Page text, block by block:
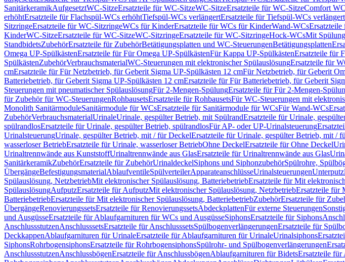
SanitärkeramikAufgesetztWC-SitzeErsatzteile für WC-SitzeWC-SitzeErsatzteile für WC-SitzeComfort
erhöhtErsatzteile für Flachspül-WCs erhöhtTiefspül-WCs verlängertErsatzteile für Tiefspül-WCs verlängert
SitzringeErsatzteile für WC-SitzringeWCs für KinderErsatzteile für WCs für KinderWand-WCs
KinderWC-SitzeErsatzteile für WC-SitzeWC-SitzringeErsatzteile für WC-SitzringeHock-WCsMit Spülung
StandbidetsZubehörErsatzteile für ZubehörBetätigungsplatten und WC-SteuerungenBetätigungsplatten
Omega UP-SpülkästenErsatzteile für Für Omega UP-SpülkästenFür Kappa UP-SpülkästenErsatzteile für
SpülkästenZubehörVerbrauchsmaterialWC-Steuerungen mit elektronischer SpülauslösungErsatzteile für
cmErsatzteile für Für Netzbetrieb, für Geberit Sigma UP-Spülkästen 12 cmFür Netzbetrieb, für Geberit
Batteriebetrieb, für Geberit Sigma UP-Spülkästen 12 cmErsatzteile für Für Batteriebetrieb, für Geberit
Steuerungen mit pneumatischer SpülauslösungFür 2-Mengen-SpülungErsatzteile für Für 2-Mengen-
für Zubehör für WC-SteuerungenRohbausetsErsatzteile für RohbausetsFür WC-Steuerungen mit
Monolith SanitärmoduleSanitärmodule für WCsErsatzteile für Sanitärmodule für WCsFür Wand-WCs
ZubehörVerbrauchsmaterialUrinaleUrinale, gespülter Betrieb, mit SpülrandErsatzteile für Urinale,
spülrandlosErsatzteile für Urinale, gespülter Betrieb, spülrandlosFür AP- oder UP-Urinalsteuerung
UrinalsteuerungUrinale, gespülter Betrieb, mit / für DeckelErsatzteile für Urinale, gespülter Betrieb, mit /
wasserloser BetriebErsatzteile für Urinale, wasserloser BetriebOhne DeckelErsatzteile für Ohne Deckel
Urinaltrennwände aus KunststoffUrinaltrennwände aus GlasErsatzteile für Urinaltrennwände aus Glas
SanitärkeramikZubehörErsatzteile für ZubehörUrinaldeckelSiphons und SiphonzubehörSpülrohre,
ÜbergängeBefestigungsmaterialAblaufventileSpülverteilerApparateanschlüsseUrinalsteuerungenUnterputz
Spülauslösung, NetzbetriebMit elektronischer Spülauslösung, BatteriebetriebErsatzteile für Mit
SpülauslösungAufputzErsatzteile für AufputzMit elektronischer Spülauslösung, NetzbetriebErsatzteile für
BatteriebetriebErsatzteile für Mit elektronischer Spülauslösung, BatteriebetriebZubehörErsatzteile für
ÜbergängeRenovierungssetsErsatzteile für RenovierungssetsAbdeckplattenFür externe Steuerungen
und AusgüsseErsatzteile für Ablaufgarnituren für WCs und AusgüsseSiphonsErsatzteile für Siphons
AnschlussstutzenAnschlusssetsErsatzteile für AnschlusssetsSpülbogenverlängerungenErsatzteile für
DeckkappenAblaufgarnituren für UrinaleErsatzteile für Ablaufgarnituren für UrinaleUrinalsiphons
SiphonsRohrbogensiphonsErsatzteile für RohrbogensiphonsSpülrohr- und Spülbogenverlängerungen
AnschlussstutzenAnschlussbögenErsatzteile für AnschlussbögenAblaufgarnituren für BidetsErsatzteile